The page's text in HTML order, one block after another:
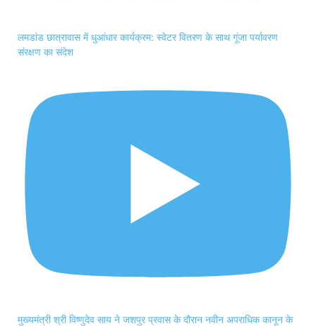
लमडांड छात्रावास में धुआंधार कार्यक्रम: स्वेटर वितरण के साथ गूंजा पर्यावरण
संरक्षण का संदेश
मुख्यमंत्री श्री विष्णुदेव साय ने जशपुर प्रवास के दौरान नवीन अपराधिक कानून के